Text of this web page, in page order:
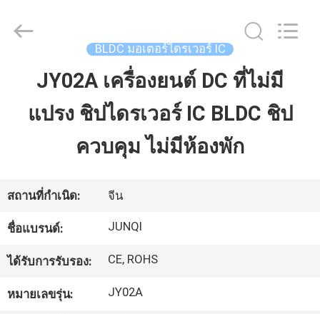
บ้าน
เกี่ยว
กับ
เรา
Junqi
International
BLDC มอเตอร์ไดรเวอร์ IC
JY02A เครื่องยนต์ DC ที่ไม่มี
แปรง ชิปไดรเวอร์ IC BLDC ชิป
ควบคุม ไม่มีห้องพัก
สถานที่กำเนิด: จีน
ชื่อแบรนด์: JUNQI
ได้รับการรับรอง: CE, ROHS
หมายเลขรุ่น: JY02A